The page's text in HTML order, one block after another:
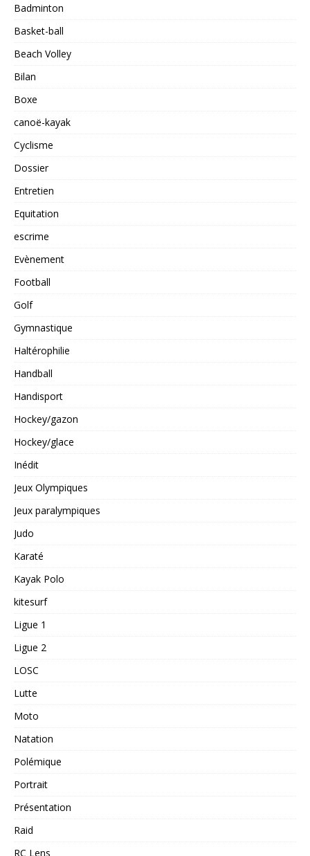
Badminton
Basket-ball
Beach Volley
Bilan
Boxe
canoë-kayak
Cyclisme
Dossier
Entretien
Equitation
escrime
Evènement
Football
Golf
Gymnastique
Haltérophilie
Handball
Handisport
Hockey/gazon
Hockey/glace
Inédit
Jeux Olympiques
Jeux paralympiques
Judo
Karaté
Kayak Polo
kitesurf
Ligue 1
Ligue 2
LOSC
Lutte
Moto
Natation
Polémique
Portrait
Présentation
Raid
RC Lens